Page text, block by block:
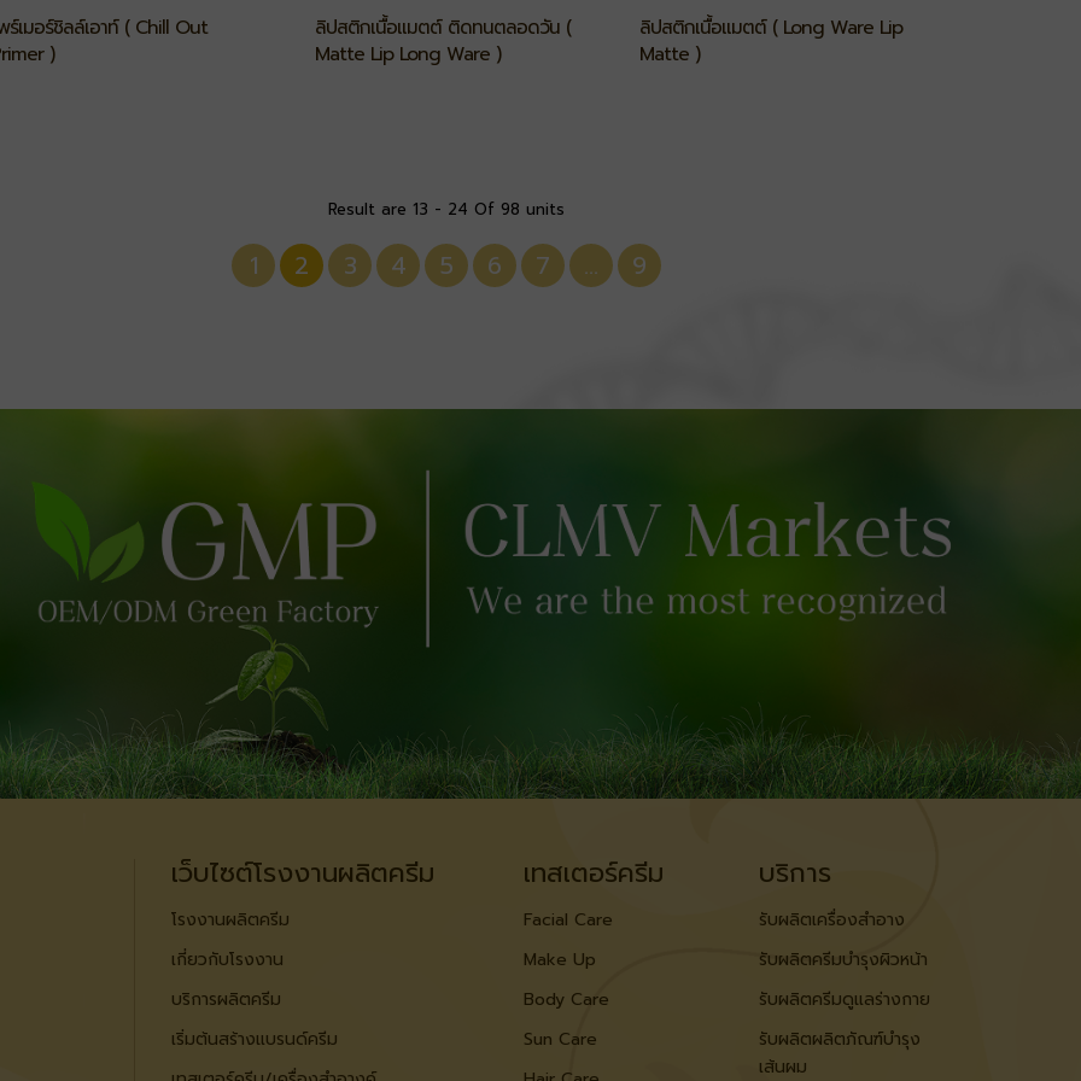
เมอร์ชิลล์เอาท์ ( Chill Out
)
ลิปสติกเนื้อแมตต์ ติดทนตลอดวัน (
Matte Lip Long Ware )
ลิปสติกเนื้อแมตต์ ( Long Ware Lip
Matte )
Result are 13 - 24 Of 98 units
1 2 3 4 5 6 7 ... 9
เว็บไซต์โรงงานผลิตครีม
โรงงานผลิตครีม
เกี่ยวกับโรงงาน
บริการผลิตครีม
เริ่มต้นสร้างแบรนด์ครีม
เทสเตอร์ครีม
Facial Care
Make Up
Body Care
Sun Care
บริการ
รับผลิตเครื่องสำอาง
รับผลิตครีมบำรุงผิวหน้า
รับผลิตครีมดูแลร่างกาย
รับผลิตผลิตภัณฑ์บำรุง
เส้นผม